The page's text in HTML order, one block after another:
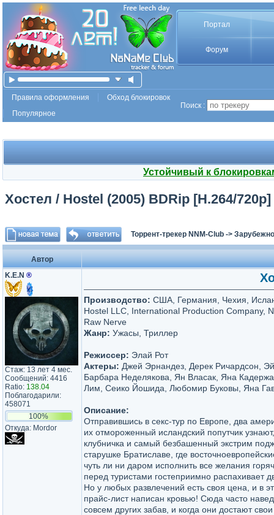
Портал
Форум
Правила оформления
Обход блокировок
Популярное
Поиск :
Устойчивый к
Хостел / Hostel (2005) BDRip [H.264/720p]
Торрент-трекер NNM-Club ->
Автор
K.E.N ®
Стаж: 13 лет 4 мес.
Сообщений: 4416
Ratio: 138.04
Поблагодарили:
458071
100%
Откуда: Mordor
Производство: США, Германия, Чехия,
Hostel LLC, International Production Company,
Raw Nerve
Жанр: Ужасы, Триллер
Режиссер: Элай Рот
Актеры: Джей Эрнандез, Дерек Ричардсон,
Барбара Неделякова, Ян Власак, Яна
Лим, Сеико Йошида, Любомир Буковы, Яна
Описание:
Отправившись в секс-тур по Европе, два
их отмороженный исландский попутчик
клубничка и самый безбашенный экстрим
старушке Братиславе, где
чуть ли ни даром исполнить все желания
перед туристами гостеприимно распахивает
Но у любых развлечений есть своя цена, и в
прайс-лист написан кровью! Сюда часто
совсем других забав, и когда они достают